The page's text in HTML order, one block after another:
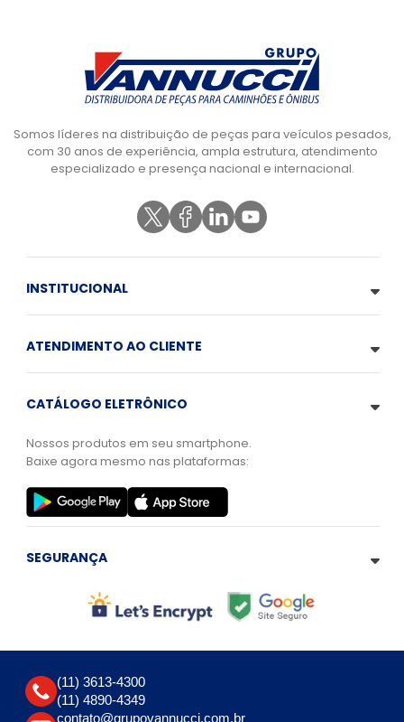
Somos líderes na distribuição de peças para veículos pesados,
com 30 anos de experiência, ampla estrutura, atendimento
especializado e presença nacional e internacional.
INSTITUCIONAL
ATENDIMENTO AO CLIENTE
CATÁLOGO ELETRÔNICO
Nossos produtos em seu smartphone.
Baixe agora mesmo nas plataformas:
SEGURANÇA
(11) 3613-4300
(11) 4890-4349
contato@grupovannucci.com.br